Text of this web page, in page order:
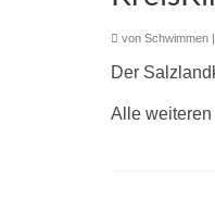
von Schwimmen |
Der
Alle weiteren